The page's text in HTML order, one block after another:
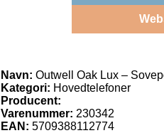
Navn: Outwell Oak Lux –
Kategori: Hovedtelefoner
Producent:
Varenummer: 230342
EAN: 5709388112774